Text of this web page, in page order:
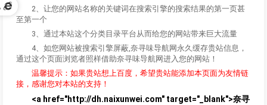
2、让您的网站名称的关键词在搜索引擎的搜索结果的第一页甚
至第一个
3、通过本站这个分类目录平台从而给您的网站带来巨大流量
4、如您网站被搜索引擎屏蔽,奈寻味导航网永久缓存贵站信息，
通过这个页面浏览者照样借助奈寻味导航网进入您的网站！
温馨提示：如果贵站想上百度，希望贵站能添加本页面为友情链
接，感谢您对本站的支持！
<a href="http://dh.naixunwei.com" target="_blank">奈寻